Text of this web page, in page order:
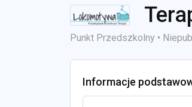
Punkt Przedszkolny •
Informacje